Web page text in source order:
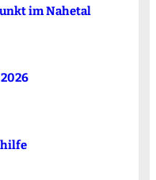
im Nahetal